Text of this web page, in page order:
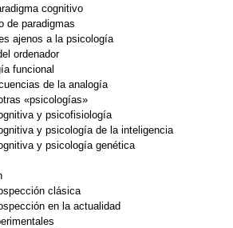
cognitivo
de paradigmas
ajenos a la psicología
ordenador
funcional
de la analogía
«psicologías»
y psicofisiología
y psicología de la inteligencia
y psicología genética
clásica
en la actualidad